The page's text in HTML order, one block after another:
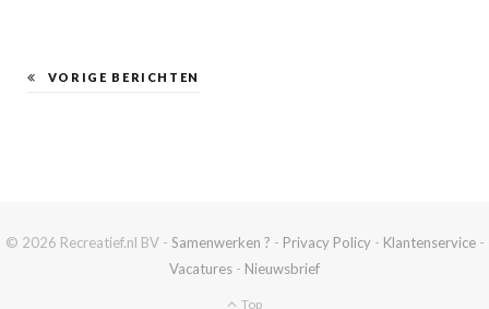
VORIGE BERICHTEN
© 2026 Recreatief.nl BV - Samenwerken ? - Privacy Policy- Klantenservice-
Vacatures - Nieuwsbrief
Top